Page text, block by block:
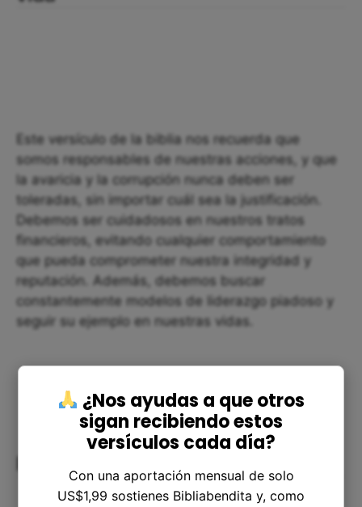
Este versículo de la biblia nos recuerda que
somos responsables de nuestras acciones, y que
la avaricia y la corrupción nunca deben ser
toleradas, sin importar cuál sea la justificación.
Debemos ser cuidadosos en nuestros tratos
financieros, evitando cualquier comportamiento
que pueda comprometer nuestra integridad y
reputación. Además, debemos buscar
constantemente modelos de liderazgo piadoso y
seguir su ejemplo en nuestras vidas.
Reflexión final
¿Nos ayudas a que otros
sigan recibiendo estos
versículos cada día?
Con una aportación mensual de solo
US$1,99 sostienes Bibliabendita y, como